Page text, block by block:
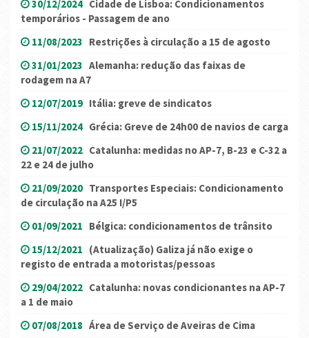
30/12/2024 Cidade de Lisboa: Condicionamentos
temporários - Passagem de ano
11/08/2023 Restrições à circulação a 15 de agosto
31/01/2023 Alemanha: redução das faixas de
rodagem na A7
12/07/2019 Itália: greve de sindicatos
15/11/2024 Grécia: Greve de 24h00 de navios de carga
21/07/2022 Catalunha: medidas no AP-7, B-23 e C-32 a
22 e 24 de julho
21/09/2020 Transportes Especiais: Condicionamento
de circulação na A25 I/P5
01/09/2021 Bélgica: condicionamentos de trânsito
15/12/2021 (Atualização) Galiza já não exige o
registo de entrada a motoristas/pessoas
29/04/2022 Catalunha: novas condicionantes na AP-7
a 1 de maio
07/08/2018 Área de Serviço de Aveiras de Cima